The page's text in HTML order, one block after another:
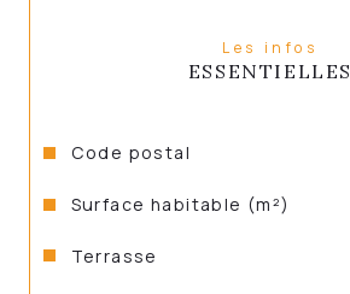
Les infos
ESSENTIELLES
Caractéristiques Valeurs
Code postal
Surface habitable (m²)
Terrasse
terrasse